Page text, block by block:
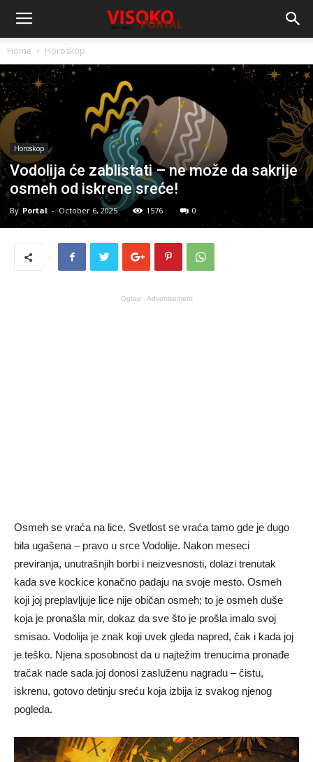
Home Horoskop
Horoskop
Vodolija će zablistati – ne može da sakrije
osmeh od iskrene sreće!
By Portal - October 6, 2025 1576 0
Oglasi - Advertisement
Osmeh se vraća na lice. Svetlost se vraća tamo gde je dugo
bila ugašena – pravo u srce Vodolije. Nakon meseci
previranja, unutrašnjih borbi i neizvesnosti, dolazi trenutak
kada sve kockice konačno padaju na svoje mesto. Osmeh
koji joj preplavljuje lice nije običan osmeh; to je osmeh duše
koja je pronašla mir, dokaz da sve što je prošla imalo svoj
smisao. Vodolija je znak koji uvek gleda napred, čak i kada joj
je teško. Njena sposobnost da u najtežim trenucima pronađe
tračak nade sada joj donosi zasluženu nagradu – čistu,
iskrenu, gotovo detinju sreću koja izbija iz svakog njenog
pogleda.